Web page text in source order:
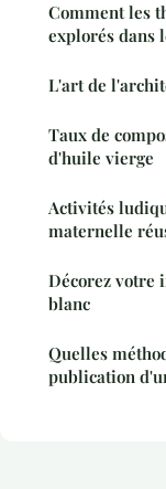
Comment les
explorés dans
L'art de
Taux de
d'huile vierge
Activités
maternelle
Décorez votre
blanc
Quelles
publication